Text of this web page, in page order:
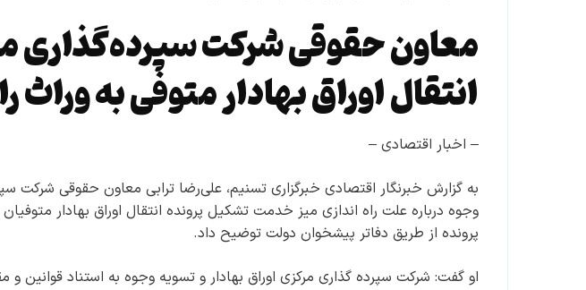
معاون حقوقی شرکت سپرده‌گذاری
انتقال اوراق بهادار متوفی به وراث
– اخبار اقتصادی –
به گزارش خبرنگار اقتصادی خبرگزاری تسنیم، علی‌رضا ترابی معاون حقوقی شرکت
وجوه درباره علت راه اندازی میز خدمت تشکیل پرونده انتقال اوراق بهادار
پرونده از طریق دفاتر پیشخوان دولت توضیح داد.
او گفت: شرکت سپرده گذاری مرکزی اوراق بهادار و تسویه وجوه به استناد قوانین و